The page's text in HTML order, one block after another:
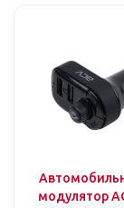
модулятор